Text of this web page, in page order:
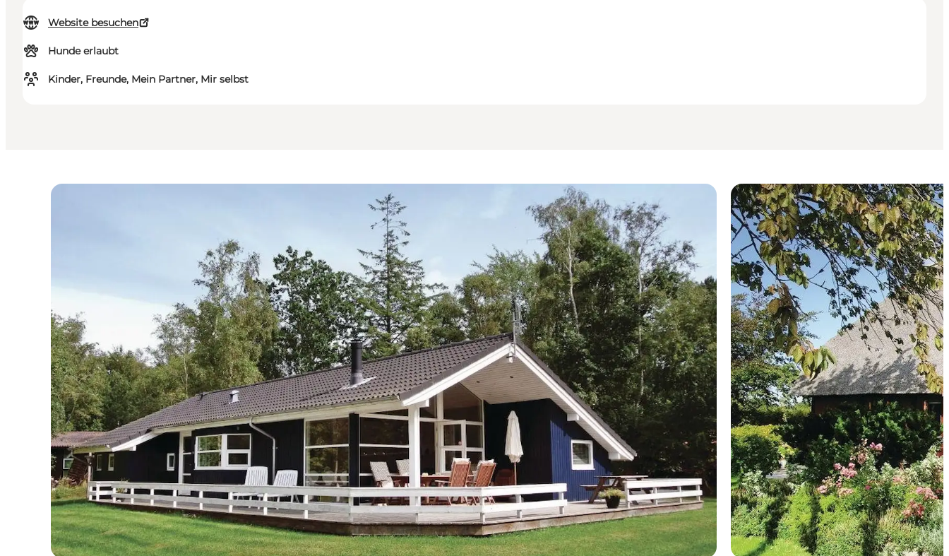
Website besuchen
Hunde erlaubt
Kinder, Freunde, Mein Partner, Mir selbst